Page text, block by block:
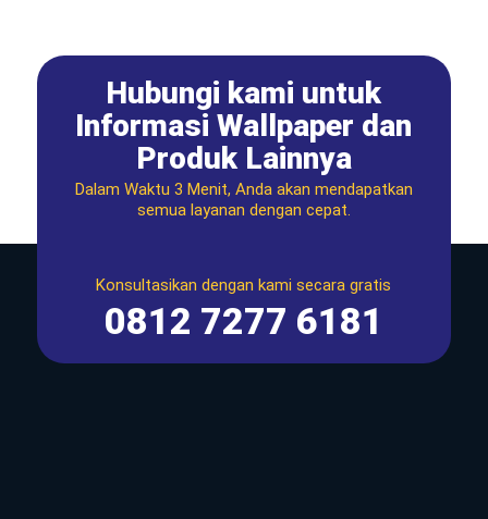
Hubungi kami untuk
Informasi Wallpaper dan
Produk Lainnya
Dalam Waktu 3 Menit, Anda akan mendapatkan
semua layanan dengan cepat.
Konsultasikan dengan kami secara gratis
0812 7277 6181